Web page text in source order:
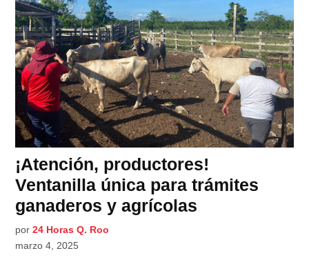
¡Atención, productores!
Ventanilla única para trámites
ganaderos y agrícolas
por 24 Horas Q. Roo
marzo 4, 2025